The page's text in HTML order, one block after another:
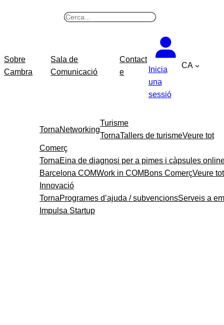
B
Sobre
Cambra
Sala de
Comunicació
Contact
e
Inicia
una
sessió
CA
TornaNetworking
Turisme
TornaTallers de turismeVeure tot
Comerç
TornaEina de diagnosi per a pimes i càpsules
Barcelona COMWork in COM Bons ComerçVeure tot
Innovació
TornaProgrames d’ajuda / subvencionsServeis a
Impulsa Startup